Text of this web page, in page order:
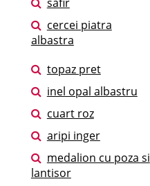
cercei piatra
albastra
topaz pret
inel opal albastru
cuart roz
aripi inger
medalion cu poza si
lantisor